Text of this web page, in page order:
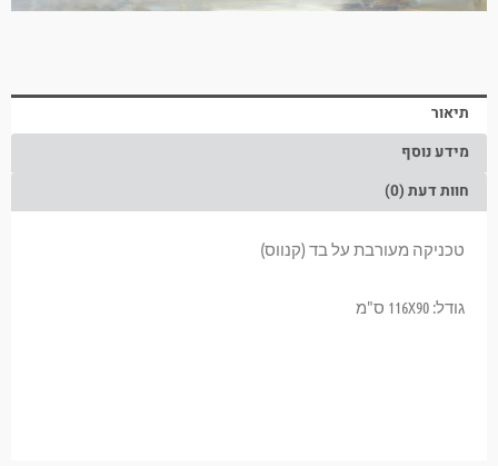
תיאור
מידע נוסף
חוות דעת (0)
טכניקה מעורבת על בד (קנווס)
גודל: 116X90 ס"מ